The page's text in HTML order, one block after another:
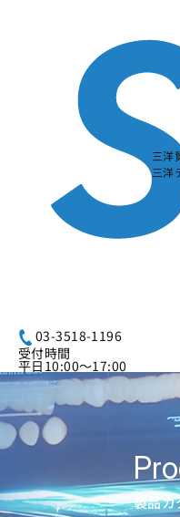
三洋
三洋
03-3518-1196
受付時間
平日10:00～17:00
製品カ